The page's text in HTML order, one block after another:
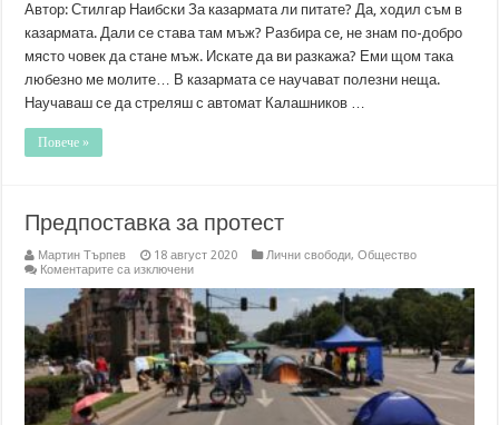
Автор: Стилгар Наибски За казармата ли питате? Да, ходил съм в
казармата. Дали се става там мъж? Разбира се, не знам по-добро
място човек да стане мъж. Искате да ви разкажа? Еми щом така
любезно ме молите… В казармата се научават полезни неща.
Научаваш се да стреляш с автомат Калашников …
Повече »
Предпоставка за протест
Мартин Търпев 18 август 2020 Лични свободи,Общество
Коментарите са изключениза
за
протест